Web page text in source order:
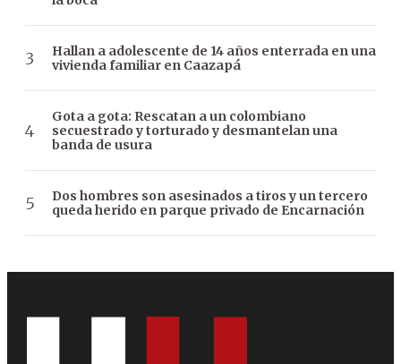
Hallan a adolescente de 14 años enterrada en una
vivienda familiar en Caazapá
Gota a gota: Rescatan a un colombiano
secuestrado y torturado y desmantelan una
banda de usura
Dos hombres son asesinados a tiros y un tercero
queda herido en parque privado de Encarnación